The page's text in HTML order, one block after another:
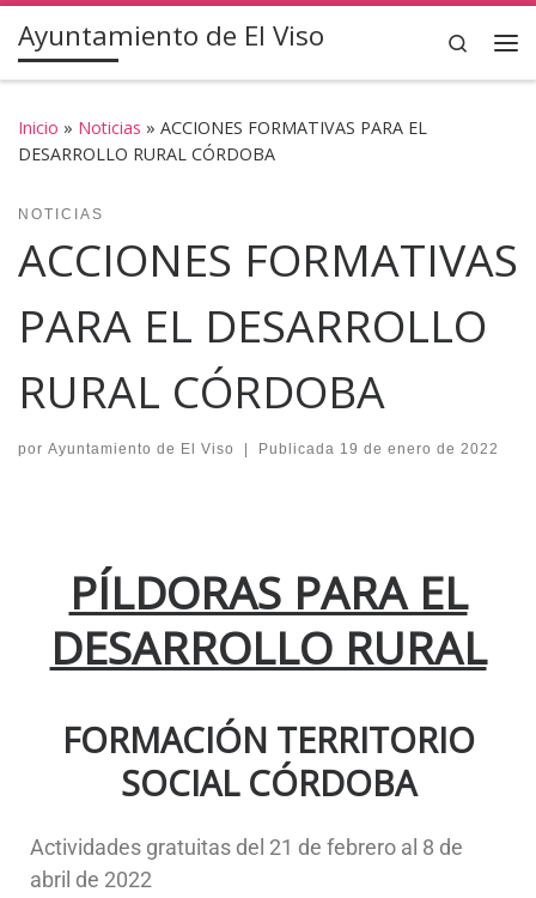
Saltar al contenido
Ayuntamiento de El Viso Search
Inicio » Noticias » ACCIONES FORMATIVAS PARA EL
DESARROLLO RURAL CÓRDOBA
NOTICIAS
ACCIONES FORMATIVAS
PARA EL DESARROLLO
RURAL CÓRDOBA
por Ayuntamiento de El Viso | Publicada 19 de enero de 2022
PÍLDORAS PARA EL
DESARROLLO RURAL
FORMACIÓN TERRITORIO
SOCIAL CÓRDOBA
Actividades gratuitas del 21 de febrero al 8 de
abril de 2022